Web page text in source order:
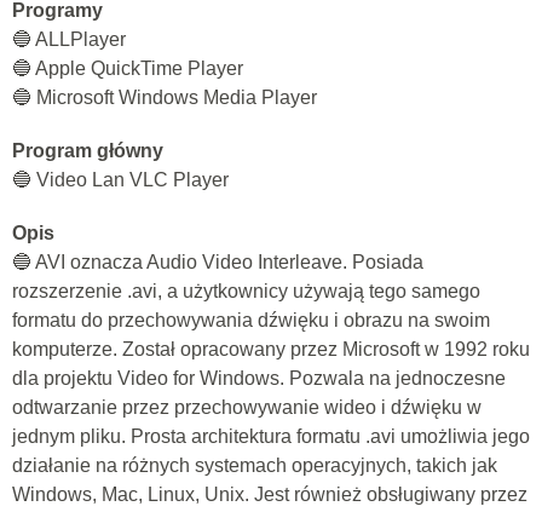
Programy
🔵 ALLPlayer
🔵 Apple QuickTime Player
🔵 Microsoft Windows Media Player
Program główny
🔵 Video Lan VLC Player
Opis
🔵 AVI oznacza Audio Video Interleave. Posiada
rozszerzenie .avi, a użytkownicy używają tego samego
formatu do przechowywania dźwięku i obrazu na swoim
komputerze. Został opracowany przez Microsoft w 1992 roku
dla projektu Video for Windows. Pozwala na jednoczesne
odtwarzanie przez przechowywanie wideo i dźwięku w
jednym pliku. Prosta architektura formatu .avi umożliwia jego
działanie na różnych systemach operacyjnych, takich jak
Windows, Mac, Linux, Unix. Jest również obsługiwany przez